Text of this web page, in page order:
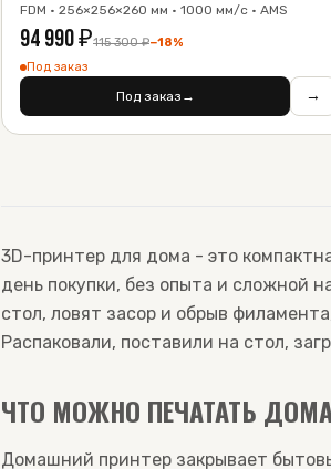
FDM · 256×256×260 мм · 1000 мм/с · AMS
94 990₽115 300₽−18%
Под заказ
Под заказ → →
3D-принтер для дома - это
день покупки, без опыта и сложной
стол, ловят засор и обрыв
Распаковали, поставили на стол,
ЧТО МОЖНО ПЕЧАТАТЬ
Домашний принтер закрывает